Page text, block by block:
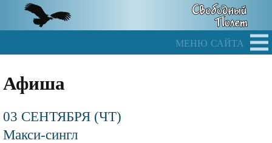
main
меню сайта
Афиша
03 СЕНТЯБРЯ (ЧТ)
Макси-сингл